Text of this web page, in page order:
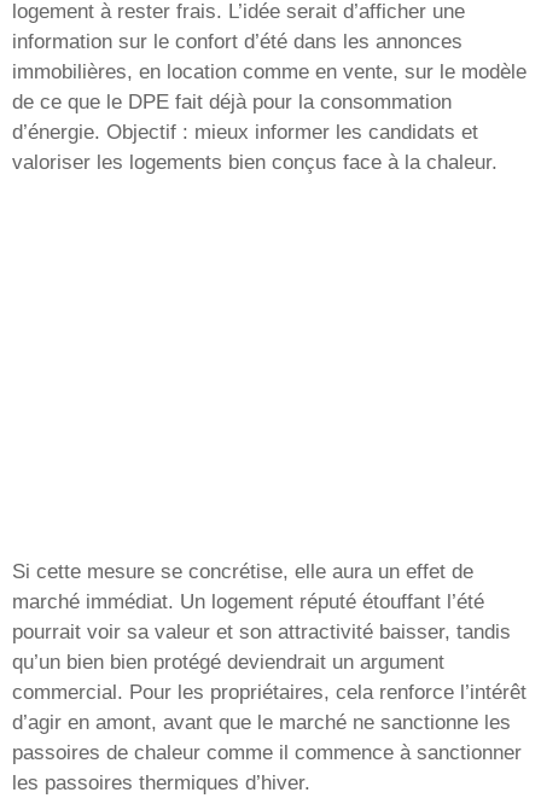
logement à rester frais. L’idée serait d’afficher une
information sur le confort d’été dans les annonces
immobilières, en location comme en vente, sur le modèle
de ce que le DPE fait déjà pour la consommation
d’énergie. Objectif : mieux informer les candidats et
valoriser les logements bien conçus face à la chaleur.
Si cette mesure se concrétise, elle aura un effet de
marché immédiat. Un logement réputé étouffant l’été
pourrait voir sa valeur et son attractivité baisser, tandis
qu’un bien bien protégé deviendrait un argument
commercial. Pour les propriétaires, cela renforce l’intérêt
d’agir en amont, avant que le marché ne sanctionne les
passoires de chaleur comme il commence à sanctionner
les passoires thermiques d’hiver.